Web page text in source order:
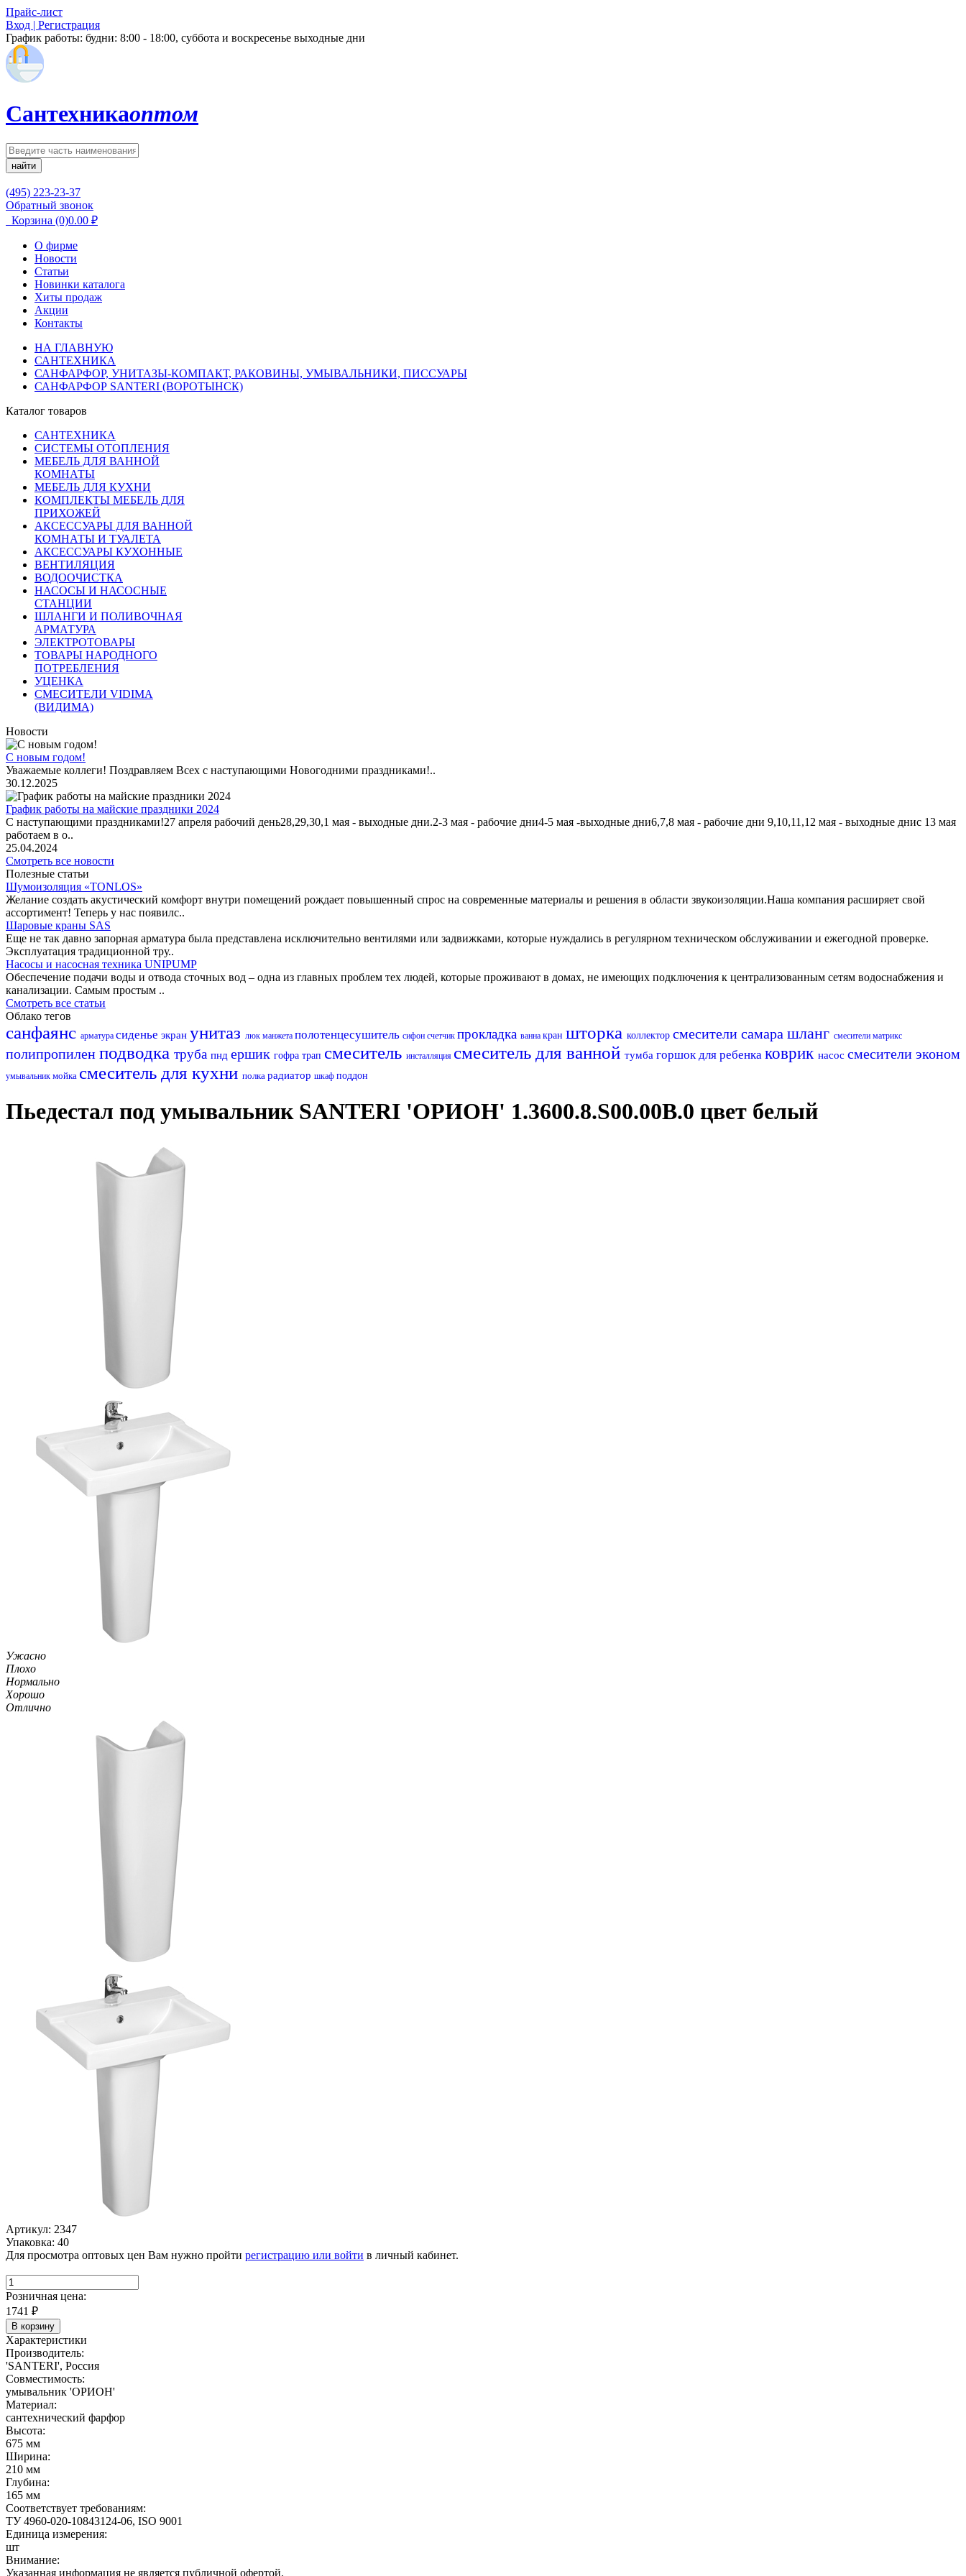
Прайс-лист
Вход | Регистрация
График работы: будни: 8:00 - 18:00, суббота и воскресенье выходные дни
Сантехникаоптом
найти
(495) 223-23-37
Обратный звонок
Корзина (0)0.00 ₽
О фирме
Новости
Статьи
Новинки каталога
Хиты продаж
Акции
Контакты
НА ГЛАВНУЮ
САНТЕХНИКА
САНФАРФОР, УНИТАЗЫ-КОМПАКТ, РАКОВИНЫ, УМЫВАЛЬНИКИ, ПИССУАРЫ
САНФАРФОР SANTERI (ВОРОТЫНСК)
Каталог товаров
САНТЕХНИКА
СИСТЕМЫ ОТОПЛЕНИЯ
МЕБЕЛЬ ДЛЯ ВАННОЙ
КОМНАТЫ
МЕБЕЛЬ ДЛЯ КУХНИ
КОМПЛЕКТЫ МЕБЕЛЬ ДЛЯ
ПРИХОЖЕЙ
АКСЕССУАРЫ ДЛЯ ВАННОЙ
КОМНАТЫ И ТУАЛЕТА
АКСЕССУАРЫ КУХОННЫЕ
ВЕНТИЛЯЦИЯ
ВОДООЧИСТКА
НАСОСЫ И НАСОСНЫЕ
СТАНЦИИ
ШЛАНГИ И ПОЛИВОЧНАЯ
АРМАТУРА
ЭЛЕКТРОТОВАРЫ
ТОВАРЫ НАРОДНОГО
ПОТРЕБЛЕНИЯ
УЦЕНКА
СМЕСИТЕЛИ VIDIMA
(ВИДИМА)
Новости
С новым годом!
Уважаемые коллеги! Поздравляем Всех с наступающими Новогодними праздниками!..
30.12.2025
График работы на майские праздники 2024
С наступающими праздниками!27 апреля рабочий день28,29,30,1 мая - выходные дни.2-3 мая - рабочие дни4-5 мая -выходные дни6,7,8 мая - рабочие дни 9,10,11,12 мая - выходные днис 13 мая
работаем в о..
25.04.2024
Смотреть все новости
Полезные статьи
Шумоизоляция «TONLOS»
Желание создать акустический комфорт внутри помещений рождает повышенный спрос на современные материалы и решения в области звукоизоляции.Наша компания расширяет свой
ассортимент! Теперь у нас появилс..
Шаровые краны SAS
Еще не так давно запорная арматура была представлена исключительно вентилями или задвижками, которые нуждались в регулярном техническом обслуживании и ежегодной проверке.
Эксплуатация традиционной тру..
Насосы и насосная техника UNIPUMP
Обеспечение подачи воды и отвода сточных вод – одна из главных проблем тех людей, которые проживают в домах, не имеющих подключения к централизованным сетям водоснабжения и
канализации. Самым простым ..
Смотреть все статьи
Облако тегов
санфаянс арматура сиденье экран унитаз люк манжета полотенцесушитель сифон счетчик прокладка ванна кран шторка коллектор смесители самара шланг смесители матрикс
полипропилен подводка труба пнд ершик гофра трап смеситель инсталляция смеситель для ванной тумба горшок для ребенка коврик насос смесители эконом
умывальник мойка смеситель для кухни полка радиатор шкаф поддон
Пьедестал под умывальник SANTERI 'ОРИОН' 1.3600.8.S00.00B.0 цвет белый
Ужасно
Плохо
Нормально
Хорошо
Отлично
Артикул: 2347
Упаковка: 40
Для просмотра оптовых цен Вам нужно пройти регистрацию или войти в личный кабинет.
Розничная цена:
1741 ₽
В корзину
Характеристики
Производитель:
'SANTERI', Россия
Совместимость:
умывальник 'ОРИОН'
Материал:
сантехнический фарфор
Высота:
675 мм
Ширина:
210 мм
Глубина:
165 мм
Соответствует требованиям:
ТУ 4960-020-10843124-06, ISO 9001
Единица измерения:
шт
Внимание:
Указанная информация не является публичной офертой.